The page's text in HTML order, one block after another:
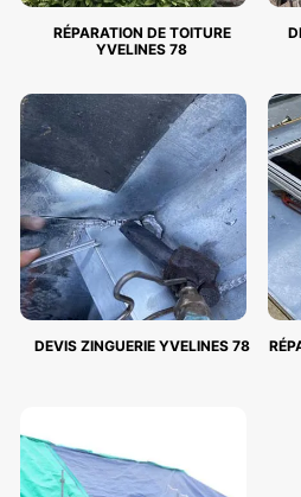
RÉPARATION DE TOITURE
YVELINES 78
DEVIS ZINGUERIE YVELINES 78